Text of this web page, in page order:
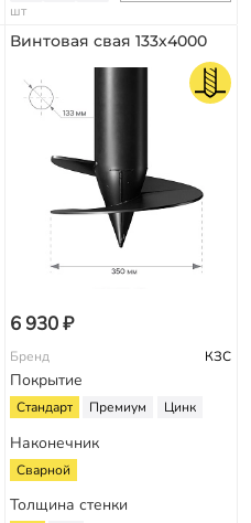
шт
Винтовая свая 133х4000
6 930 ₽
Бренд КЗС
Покрытие
Стандарт Премиум Цинк
Наконечник
Сварной
Толщина стенки